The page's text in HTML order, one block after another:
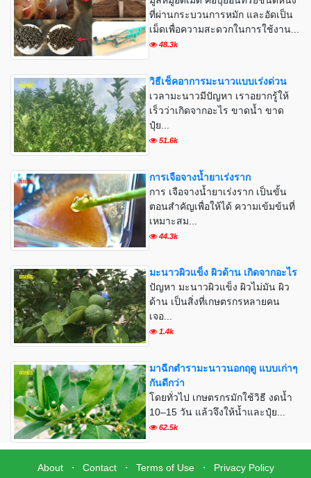
ที่ผ่านกระบวนการหมัก และอัดเป็น
เม็ดเพื่อความสะดวกในการใช้งาน...
48.3k
วิธีเช็คอาการมะนาวแบบเร่งด่วน
เวลามะนาวมีปัญหา เราอยากรู้ให้
เร็วว่าเกิดจากอะไร ขาดน้ำ ขาด
ปุ๋ย...
51.6k
การเจือจางน้ำยาเร่งราก
การ เจือจางน้ำยาเร่งราก เป็นขั้น
ตอนสำคัญเพื่อให้ได้ ความเข้มข้นที่
เหมาะสม...
44.3k
มะนาวผิวแข็ง ผิวด้าน เกิดจากอะไร
ปัญหา มะนาวผิวแข็ง ผิวไม่มัน ผิว
ด้าน เป็นสิ่งที่เกษตรกรหลายคน
เจอ...
1.4k
มาฉีกตำรามะนาวนอกฤดู แบบเก่าๆ
กันดีกว่า
โดยทั่วไป เกษตรกรมักใช้วิธี งดน้ำ
10–15 วัน แล้วจึงให้น้ำและปุ๋ย...
62.5k
About ⋅ Contact ⋅ Terms of Use ⋅ Privacy Policy